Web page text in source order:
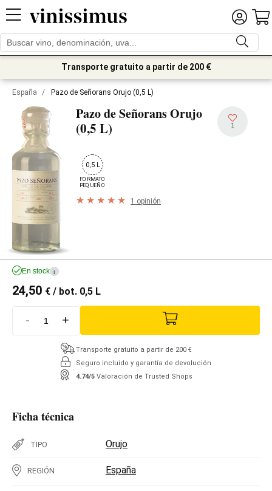
Transporte gratuito a partir de 200 €
España / Pazo de Señorans Orujo (0,5 L)
Pazo de Señorans Orujo
(0,5 L) 1
0,5 L
FORMATO
PEQUEÑO
1 opinión
En stock i
24,50 € / bot. 0,5 L
- +
Transporte gratuito a partir de 200 €
Seguro incluido y garantía de devolución
4.74/5 Valoración de Trusted Shops
Ficha técnica
TIPO Orujo
REGIÓN España